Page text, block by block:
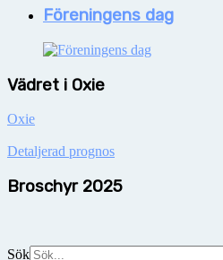
Föreningens dag
Vädret i Oxie
Oxie
Detaljerad prognos
Broschyr 2025
Sök